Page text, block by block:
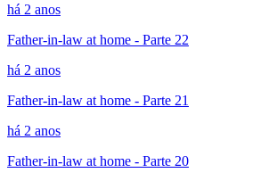
há 2 anos
Father-in-law at home - Parte 22
há 2 anos
Father-in-law at home - Parte 21
há 2 anos
Father-in-law at home - Parte 20